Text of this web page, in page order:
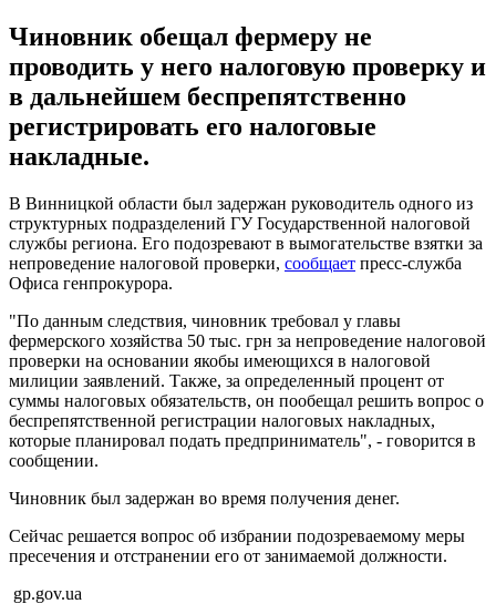
Чиновник обещал фермеру не
проводить у него налоговую проверку и
в дальнейшем беспрепятственно
регистрировать его налоговые
накладные.
В Винницкой области был задержан руководитель одного из
структурных подразделений ГУ Государственной налоговой
службы региона. Его подозревают в вымогательстве взятки за
непроведение налоговой проверки, сообщает пресс-служба
Офиса генпрокурора.
"По данным следствия, чиновник требовал у главы
фермерского хозяйства 50 тыс. грн за непроведение налоговой
проверки на основании якобы имеющихся в налоговой
милиции заявлений. Также, за определенный процент от
суммы налоговых обязательств, он пообещал решить вопрос о
беспрепятственной регистрации налоговых накладных,
которые планировал подать предприниматель", - говорится в
сообщении.
Чиновник был задержан во время получения денег.
Сейчас решается вопрос об избрании подозреваемому меры
пресечения и отстранении его от занимаемой должности.
gp.gov.ua